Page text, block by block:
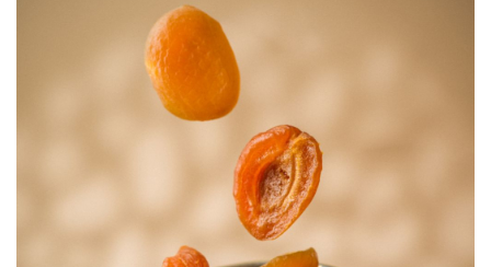
BĂUTURI / LAPTE VEGETAL
CREME ȘI PASTE TARTINABILE
CIOCOLATĂ ȘI CACAO
HEALTHY SNACKS